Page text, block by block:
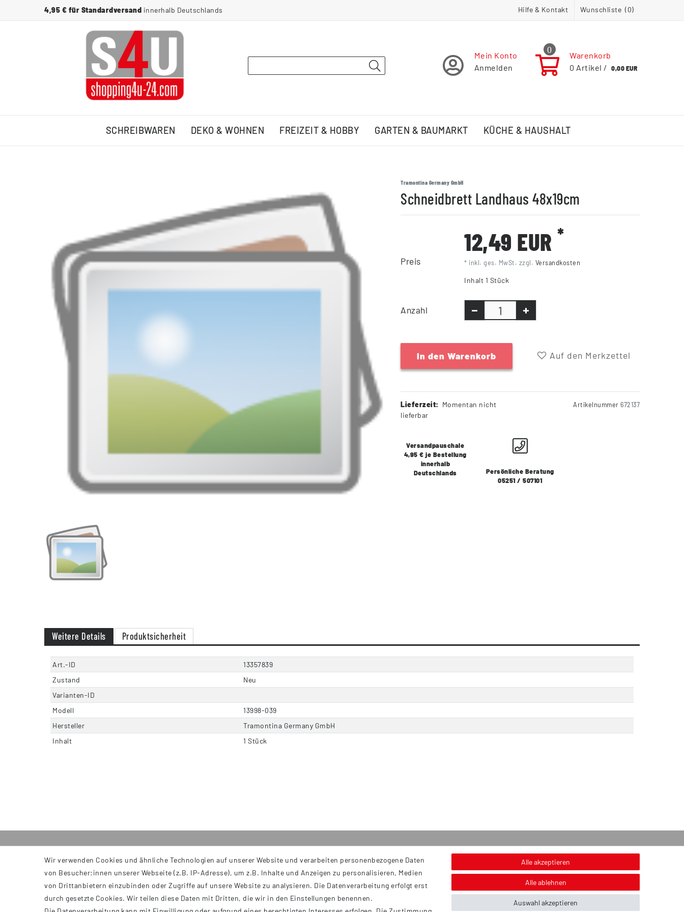
4,95 € für Standardversand innerhalb Deutschlands Hilfe & Kontakt Wunschliste (0)
Mein Konto
Anmelden
0
Warenkorb
0 Artikel / 0,00 EUR
SCHREIBWAREN DEKO & WOHNEN FREIZEIT & HOBBY GARTEN & BAUMARKT KÜCHE & HAUSHALT
Tramontina Germany GmbH
Schneidbrett Landhaus 48x19cm
Preis
12,49 EUR *
* inkl. ges. MwSt. zzgl. Versandkosten
Inhalt 1 Stück
Anzahl
In den Warenkorb Auf den Merkzettel
Lieferzeit: Momentan nicht
lieferbar
Artikelnummer 672137
Versandpauschale
4,95 € je Bestellung
innerhalb
Deutschlands
Persönliche Beratung
05251 / 507101
Weitere Details Produktsicherheit
Art.-ID
13357839
Zustand
Neu
Varianten-ID
Modell
13998-039
Hersteller
Tramontina Germany GmbH
Inhalt
1 Stück
INFORMATIONEN
AGB
Impressum
Service
Kontakt
Versand
Hinweis zur Entsorgung von Altbatterien & Altöl
Bildnachweis
Wir verwenden Cookies und ähnliche Technologien auf unserer Website und verarbeiten personenbezogene Daten
von Besucher:innen unserer Webseite (z.B. IP-Adresse), um z.B. Inhalte und Anzeigen zu personalisieren, Medien
von Drittanbietern einzubinden oder Zugriffe auf unsere Website zu analysieren. Die Datenverarbeitung erfolgt erst
durch gesetzte Cookies. Wir teilen diese Daten mit Dritten, die wir in den Einstellungen benennen.
Alle akzeptieren
Alle ablehnen
Auswahl akzeptieren